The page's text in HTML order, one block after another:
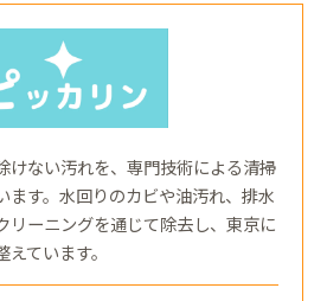
けない汚れを、専門技術による清掃
ます。水回りのカビや油汚れ、排水
リーニングを通じて除去し、東京に
ています。